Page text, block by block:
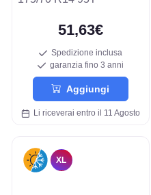
51,63€
Spedizione inclusa
garanzia fino 3 anni
Aggiungi
Li riceverai entro il 11 Agosto
XL